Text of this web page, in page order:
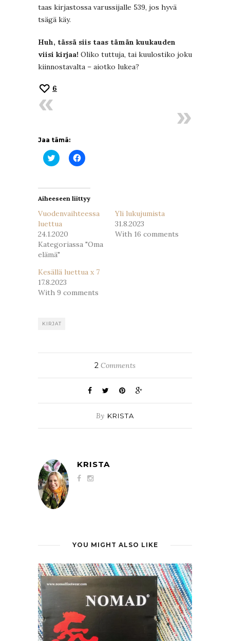
taas kirjastossa varussijalle 539, jos hyvä
tsägä käy.
Huh, tässä siis taas tämän kuukauden
viisi kirjaa! Oliko tuttuja, tai kuulostiko joku
kiinnostavalta – aiotko lukea?
6
Jaa tämä:
Jaa
Twitterissä(Avautuu
Jaa
Facebookissa(Avautuu
Aiheeseen liittyy
Vuodenvaihteessa
luettua
24.1.2020
Kategoriassa "Oma
elämä"
Yli lukujumista
31.8.2023
With 16 comments
Kesällä luettua x 7
17.8.2023
With 9 comments
KIRJAT
2 Comments
By KRISTA
KRISTA
YOU MIGHT ALSO LIKE